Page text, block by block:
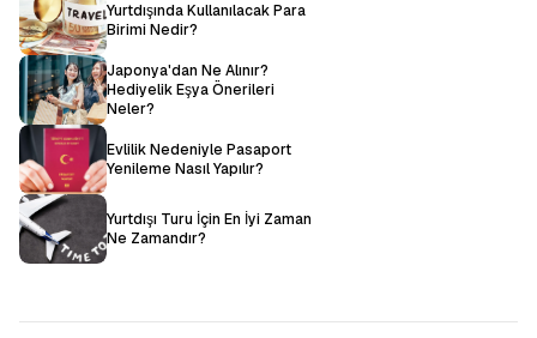
Yurtdışında Kullanılacak Para
Birimi Nedir?
Japonya'dan Ne Alınır?
Hediyelik Eşya Önerileri
Neler?
Evlilik Nedeniyle Pasaport
Yenileme Nasıl Yapılır?
Yurtdışı Turu İçin En İyi Zaman
Ne Zamandır?